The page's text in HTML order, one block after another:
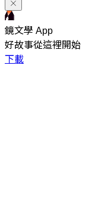
鏡文學 App
好故事從這裡開始
下載